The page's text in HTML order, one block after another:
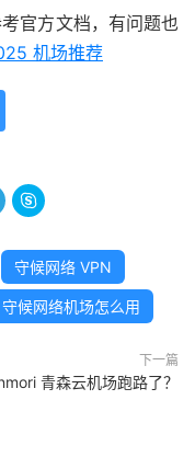
官方文档，有问题也
机场推荐

守候网络 VPN
守候网络机场怎么用
下一篇
青森云机场跑路了？